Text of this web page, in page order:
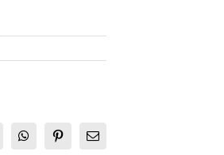
FacebookWhatsAppPinterestE-